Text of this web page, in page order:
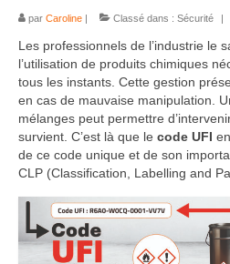
par Caroline | Classé dans : Sécurité |
Les professionnels de l’industrie le
l’utilisation de produits chimiques
tous les instants. Cette gestion
en cas de mauvaise manipulation.
mélanges peut permettre
survient. C’est là que le code UFI
de ce code unique et de son
CLP (Classification, Labelling and